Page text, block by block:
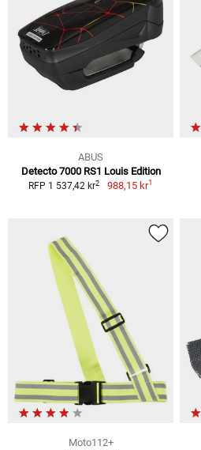
ABUS
Detecto 7000 RS1 Louis Edition
RFP 1 537,42 kr2 988,15 kr1
Moto112+